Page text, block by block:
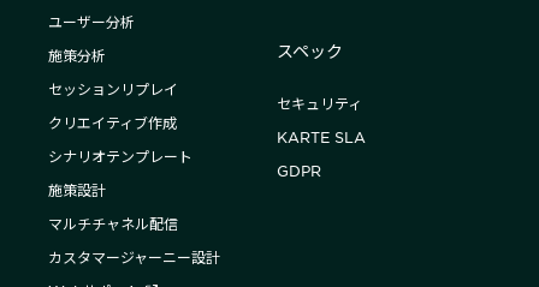
ユーザー分析
施策分析
セッションリプレイ
クリエイティブ作成
シナリオテンプレート
施策設計
マルチチャネル配信
カスタマージャーニー設計
スペック
セキュリティ
KARTE SLA
GDPR